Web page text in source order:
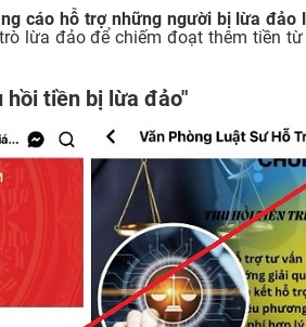
cáo hỗ trợ những người bị lừa đảo
lừa đảo để chiếm đoạt thêm tiền
hồi tiền bị lừa đảo"